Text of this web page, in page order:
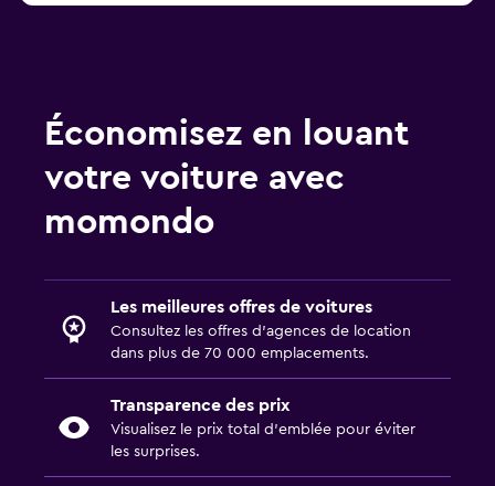
Économisez en louant
votre voiture avec
momondo
Les meilleures offres de voitures
Consultez les offres d’agences de location
dans plus de 70 000 emplacements.
Transparence des prix
Visualisez le prix total d’emblée pour éviter
les surprises.